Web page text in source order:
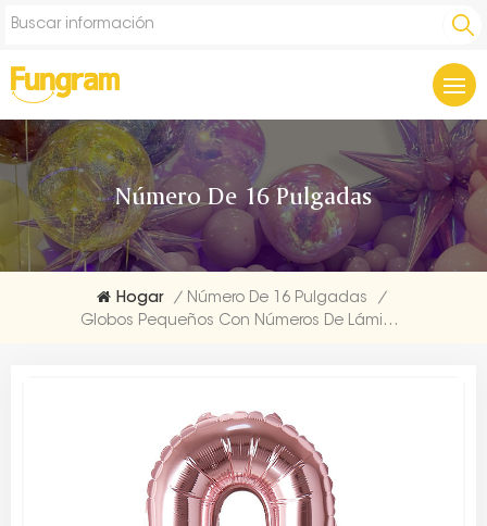
Número De 16 Pulgadas
Hogar / Número De 16 Pulgadas
/
Globos Pequeños Con Números De Lámina De Oro Rosa De 16 Pulgadas Empresas